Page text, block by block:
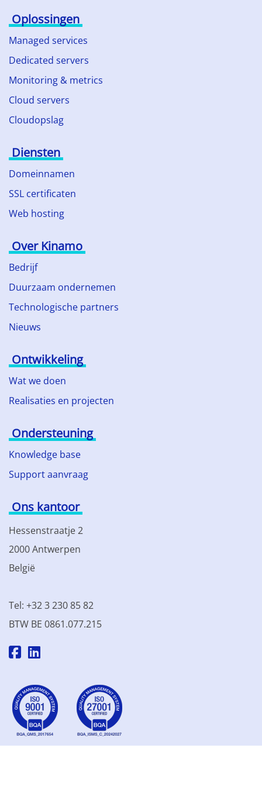
Oplossingen
Managed services
Dedicated servers
Monitoring & metrics
Cloud servers
Cloudopslag
Diensten
Domeinnamen
SSL certificaten
Web hosting
Over Kinamo
Bedrijf
Duurzaam ondernemen
Technologische partners
Nieuws
Ontwikkeling
Wat we doen
Realisaties en projecten
Ondersteuning
Knowledge base
Support aanvraag
Ons kantoor
Hessenstraatje 2
2000 Antwerpen
België
Tel: +32 3 230 85 82
BTW BE 0861.077.215